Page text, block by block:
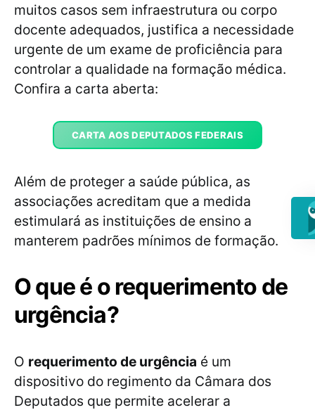
muitos casos sem infraestrutura ou corpo
docente adequados, justifica a necessidade
urgente de um exame de proficiência para
controlar a qualidade na formação médica.
Confira a carta aberta:
CARTA AOS DEPUTADOS FEDERAIS
Além de proteger a saúde pública, as
associações acreditam que a medida
estimulará as instituições de ensino a
manterem padrões mínimos de formação.
O que é o requerimento de
urgência?
O requerimento de urgência é um
dispositivo do regimento da Câmara dos
Deputados que permite acelerar a